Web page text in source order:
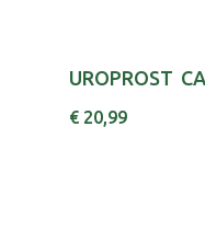
€ 20,99